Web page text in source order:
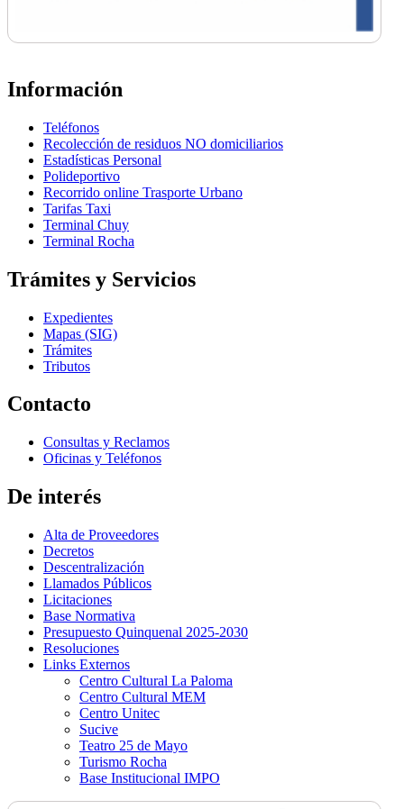
Información
Teléfonos
Recolección de residuos NO domiciliarios
Estadísticas Personal
Polideportivo
Recorrido online Trasporte Urbano
Tarifas Taxi
Terminal Chuy
Terminal Rocha
Trámites y Servicios
Expedientes
Mapas (SIG)
Trámites
Tributos
Contacto
Consultas y Reclamos
Oficinas y Teléfonos
De interés
Alta de Proveedores
Decretos
Descentralización
Llamados Públicos
Licitaciones
Base Normativa
Presupuesto Quinquenal 2025-2030
Resoluciones
Links Externos
Centro Cultural La Paloma
Centro Cultural MEM
Centro Unitec
Sucive
Teatro 25 de Mayo
Turismo Rocha
Base Institucional IMPO